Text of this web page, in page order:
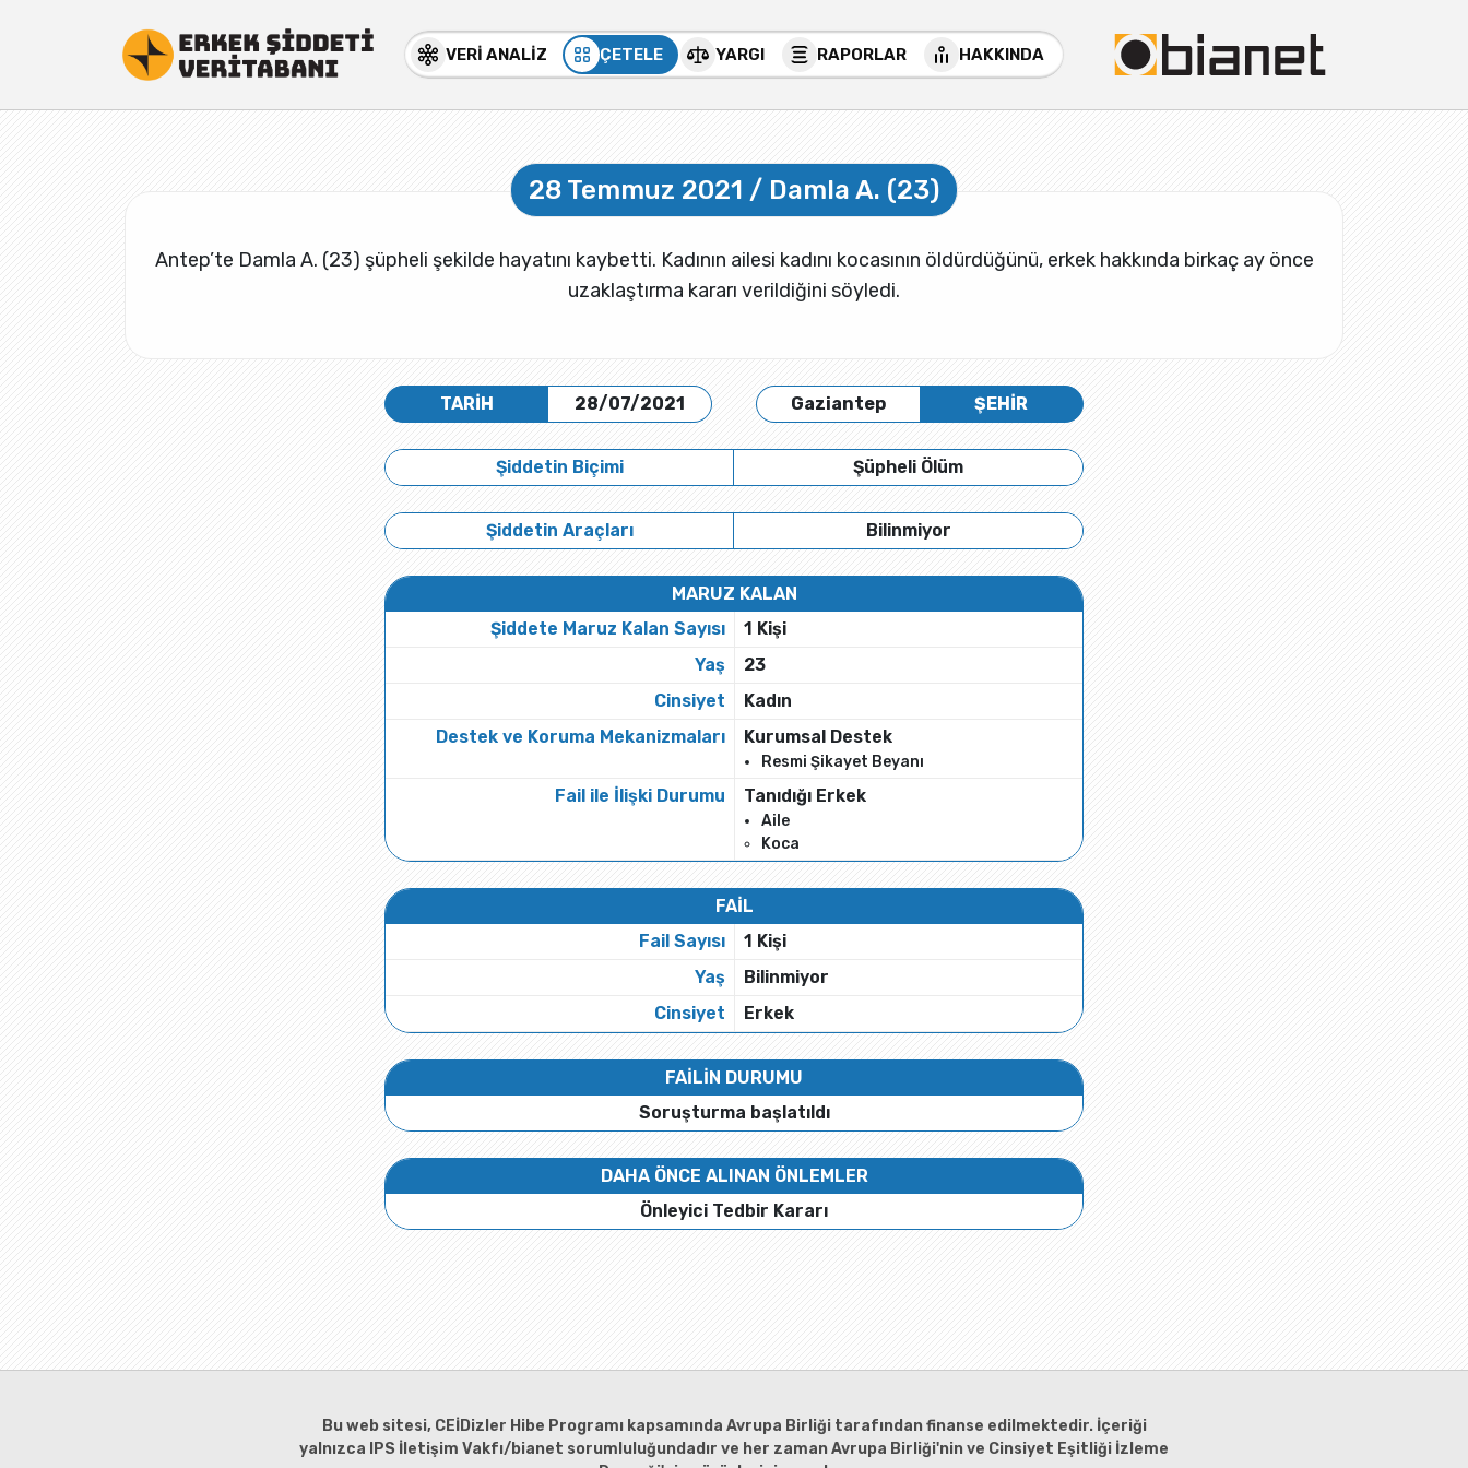
VERİ ANALİZ ÇETELE YARGI RAPORLAR HAKKINDA
28 Temmuz 2021 / Damla A. (23)
Antep’te Damla A. (23) şüpheli şekilde hayatını kaybetti. Kadının ailesi kadını kocasının öldürdüğünü, erkek hakkında birkaç ay önce
uzaklaştırma kararı verildiğini söyledi.
TARİH 28/07/2021 Gaziantep ŞEHİR
Şiddetin Biçimi Şüpheli Ölüm
Şiddetin Araçları Bilinmiyor
MARUZ KALAN
Şiddete Maruz Kalan Sayısı
1 Kişi
Yaş
23
Cinsiyet
Kadın
Destek ve Koruma Mekanizmaları
Kurumsal Destek
Resmi Şikayet Beyanı
Fail ile İlişki Durumu Tanıdığı Erkek
Aile
Koca
FAİL
Fail Sayısı
1 Kişi
Yaş
Bilinmiyor
Cinsiyet
Erkek
FAİLİN DURUMU
Soruşturma başlatıldı
DAHA ÖNCE ALINAN ÖNLEMLER
Önleyici Tedbir Kararı
Bu web sitesi, CEİDizler Hibe Programı kapsamında Avrupa Birliği tarafından finanse edilmektedir. İçeriği
yalnızca IPS İletişim Vakfı/bianet sorumluluğundadır ve her zaman Avrupa Birliği'nin ve Cinsiyet Eşitliği İzleme